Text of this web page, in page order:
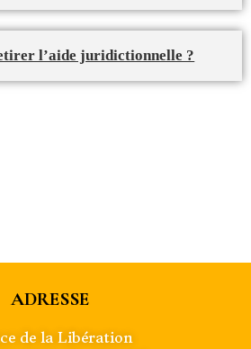
l’aide juridictionnelle ?
ADRESSE
de la Libération